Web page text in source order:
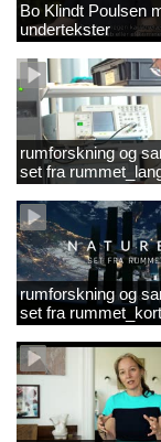
Bo Klindt Poulsen
undertekster
rumforskning og
set fra
rumforskning og
set fra